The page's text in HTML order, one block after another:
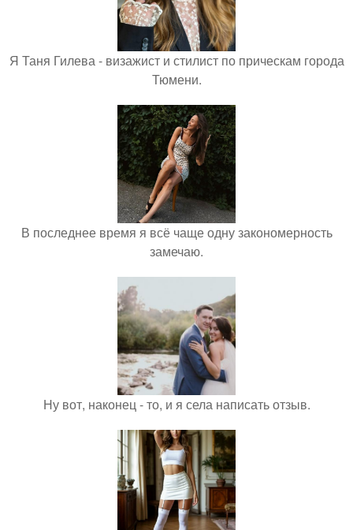
Я Таня Гилева - визажист и стилист по прическам города
Тюмени.
В последнее время я всё чаще одну закономерность
замечаю.
Ну вот, наконец - то, и я села написать отзыв.